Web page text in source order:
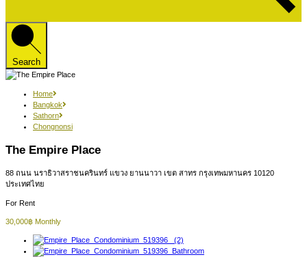
Search
Home
Bangkok
Sathorn
Chongnonsi
The Empire Place
88 ถนน นราธิวาสราชนครินทร์ แขวง ยานนาวา เขต สาทร กรุงเทพมหานคร 10120
ประเทศไทย
For Rent
30,000฿ Monthly